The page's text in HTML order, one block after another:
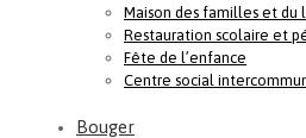
Maison des familles et du
Restauration scolaire et
Fête de l’enfance
Centre social
Bouger